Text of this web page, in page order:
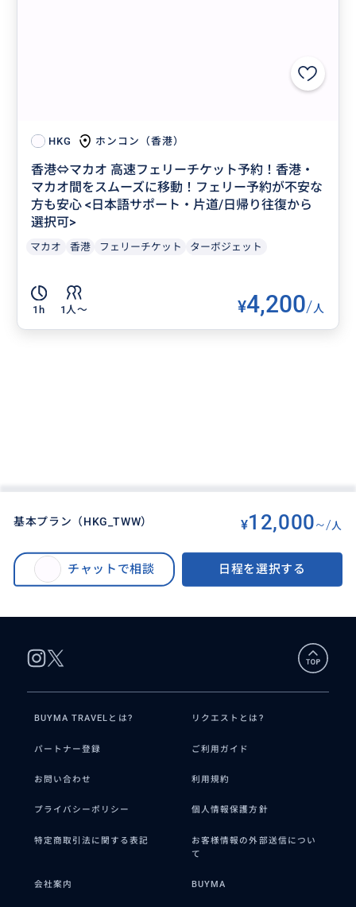
HKG ホンコン（香港）
香港⇔マカオ 高速フェリーチケット予約！香港・
マカオ間をスムーズに移動！フェリー予約が不安な
方も安心 <日本語サポート・片道/日帰り往復から
選択可>
マカオ 香港 フェリーチケット ターボジェット
1h 1人〜 ¥4,200/人
基本プラン（HKG_TWW） ¥12,000~/ 人
チャットで相談 日程を選択する
BUYMA TRAVEL> ホンコン（香港）オプショナルツアー>
映画『トワイライト・ウォリアーズ 決戦！九龍城砦』聖地巡礼ツアー＜九龍
城寨公園・楽口福酒家・油麻フルーツマーケット・文武廟・銅鑼湾交差点＞
＜午後発 / 半日 / 日本語ガイド＞
BUYMA TRAVELとは? リクエストとは?
パートナー登録 ご利用ガイド
お問い合わせ 利用規約
プライバシーポリシー 個人情報保護方針
特定商取引法に関する表記
お客様情報の外部送信につい
て
会社案内 BUYMA